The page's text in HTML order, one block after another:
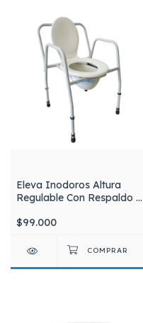
Eleva Inodoros Altura
Regulable Con Respaldo y
Massuar
$99.000